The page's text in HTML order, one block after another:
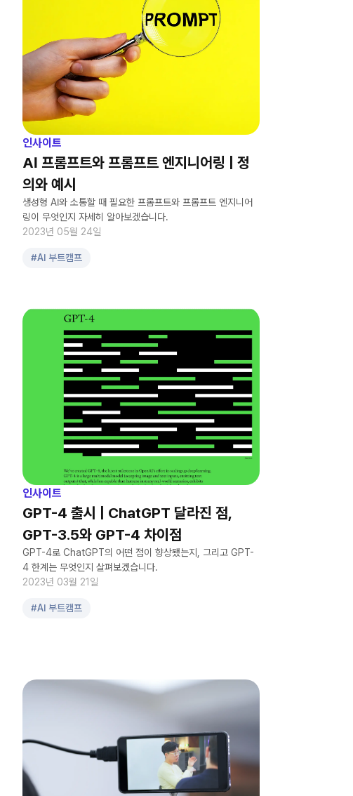
인사이트
AI 프롬프트와 프롬프트 엔지니어링 | 정
의와 예시
생성형 AI와 소통할 때 필요한 프롬프트와 프롬프트 엔지니어
링이 무엇인지 자세히 알아보겠습니다.
2023년 05월 24일
#AI 부트캠프
인사이트
GPT-4 출시 | ChatGPT 달라진 점,
GPT-3.5와 GPT-4 차이점
GPT-4로 ChatGPT의 어떤 점이 향상됐는지, 그리고 GPT-
4 한계는 무엇인지 살펴보겠습니다.
2023년 03월 21일
#AI 부트캠프